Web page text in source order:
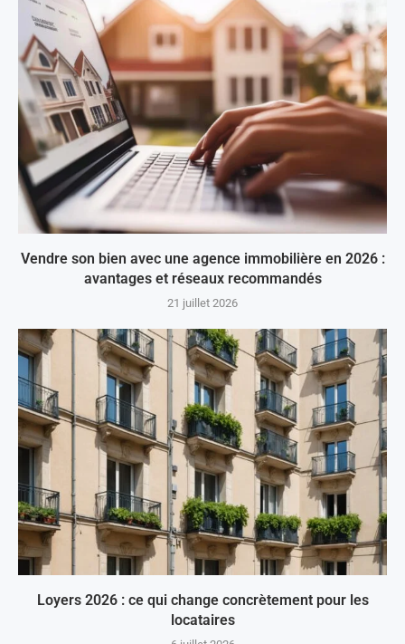
Vendre son bien avec une agence immobilière en 2026 :
avantages et réseaux recommandés
21 juillet 2026
Loyers 2026 : ce qui change concrètement pour les
locataires